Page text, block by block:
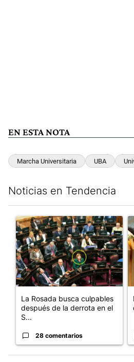
EN ESTA NOTA
Marcha Universitaria UBA
Noticias en Tendencia
Un artículo de tendencia con el
La Rosada busca culpables
después de la derrota en el
S...
28 comentarios